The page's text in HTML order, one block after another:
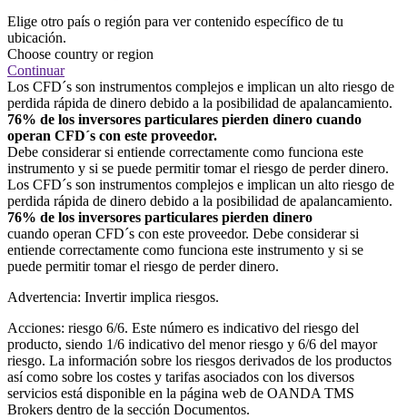
Elige otro país o región para ver contenido específico de tu
ubicación.
Choose country or region
Continuar
Los CFD´s son instrumentos complejos e implican un alto riesgo de
perdida rápida de dinero debido a la posibilidad de apalancamiento.
76% de los inversores particulares pierden dinero cuando
operan CFD´s con este proveedor.
Debe considerar si entiende correctamente como funciona este
instrumento y si se puede permitir tomar el riesgo de perder dinero.
Los CFD´s son instrumentos complejos e implican un alto riesgo de
perdida rápida de dinero debido a la posibilidad de apalancamiento.
76% de los inversores particulares pierden dinero
cuando operan CFD´s con este proveedor. Debe considerar si
entiende correctamente como funciona este instrumento y si se
puede permitir tomar el riesgo de perder dinero.
Advertencia: Invertir implica riesgos.
Acciones: riesgo 6/6. Este número es indicativo del riesgo del
producto, siendo 1/6 indicativo del menor riesgo y 6/6 del mayor
riesgo. La información sobre los riesgos derivados de los productos
así como sobre los costes y tarifas asociados con los diversos
servicios está disponible en la página web de OANDA TMS
Brokers dentro de la sección Documentos.